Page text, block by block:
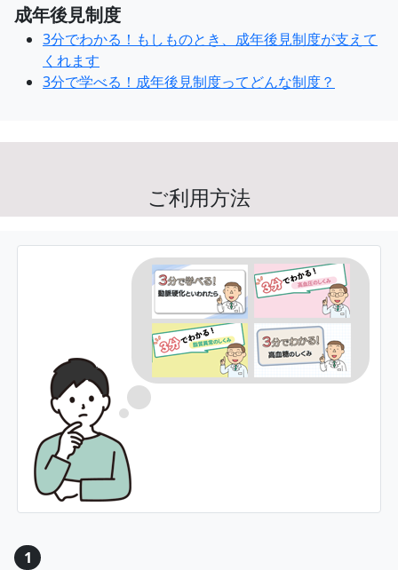
成年後見制度
3分でわかる！もしものとき、成年後見制度が支えて
くれます
3分で学べる！成年後見制度ってどんな制度？
ご利用方法
1